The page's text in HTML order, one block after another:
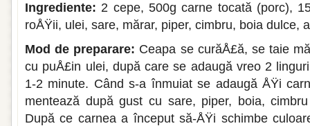
Ingrediente: 2 cepe, 500g carne tocată (porc),
roÅŸii, ulei, sare, mărar, piper, cimbru, boia dulce,
Mod de preparare: Ceapa se curăÅ£ă, se taie
cu puÅ£in ulei, după care se adaugă vreo 2
1-2 minute. Când s-a înmu­iat se adaugă ÅŸi
mentează după gust cu sare, piper, boia,
După ce car­nea a început să-ÅŸi schimbe